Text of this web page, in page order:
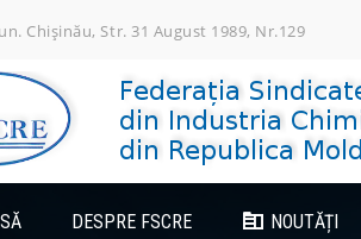
Chișinău, Str. 31 August 1989, Nr.129
DESPRE FSCRE NOUTĂȚI